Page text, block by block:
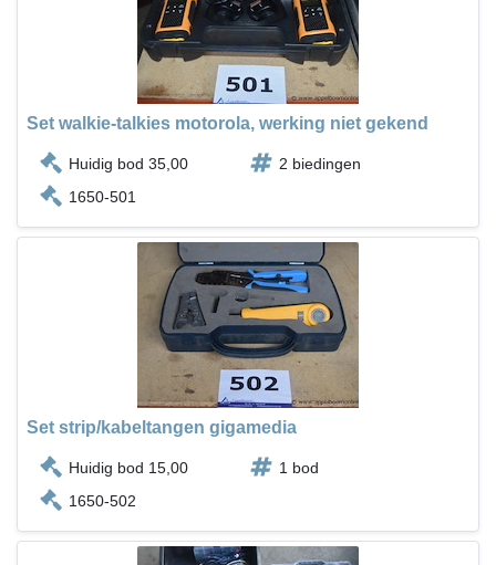
Set walkie-talkies motorola, werking niet gekend
Huidig bod 35,00
2 biedingen
1650-501
Set strip/kabeltangen gigamedia
Huidig bod 15,00
1 bod
1650-502